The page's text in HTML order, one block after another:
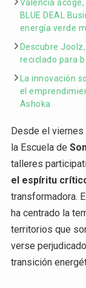
Valencia
BLUE DEAL
energía verde
Descubre
reciclado para
La innovación
el
Ashoka
Desde el viernes
la Escuela de
talleres
el espíritu
transformadora.
ha centrado la
territorios que
verse
transición